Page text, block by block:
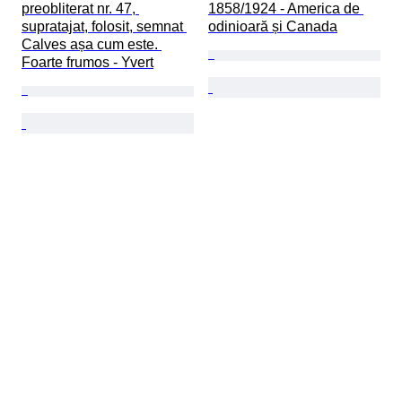
preobliterat nr. 47,
supratajat, folosit, semnat
Calves așa cum este.
Foarte frumos - Yvert
1858/1924 - America de
odinioară și Canada